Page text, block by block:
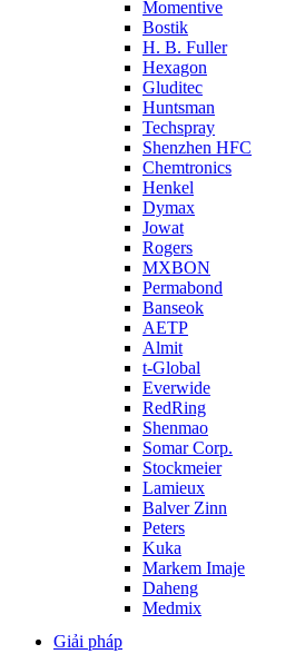
Momentive
Bostik
H. B. Fuller
Hexagon
Gluditec
Huntsman
Techspray
Shenzhen HFC
Chemtronics
Henkel
Dymax
Jowat
Rogers
MXBON
Permabond
Banseok
AETP
Almit
t-Global
Everwide
RedRing
Shenmao
Somar Corp.
Stockmeier
Lamieux
Balver Zinn
Peters
Kuka
Markem Imaje
Daheng
Medmix
Giải pháp